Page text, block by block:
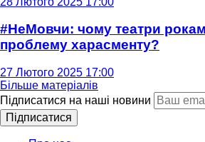
#НеМовчи: чому театри
проблему харасменту?
27 Лютого 2025 17:00
Більше матеріалів
Підписатися на наші новини
Підписатися